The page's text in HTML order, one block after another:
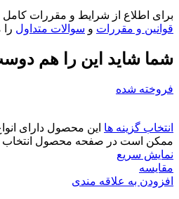
برای اطلاع از شرایط و مقررات
قوانین و مقررات و سوالات متداول را
شما شاید این را هم
فروخته شده
انتخاب گزینه ها این محصول دارای
ممکن است در صفحه محصول انتخاب
نمایش سریع
مقايسه
افزودن به علاقه مندی